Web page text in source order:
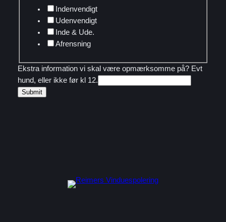
Indenvendigt
Udenvendigt
Inde & Ude.
Afrensning
Ekstra information vi skal være opmærksomme på? Evt
hund, eller ikke før kl 12.
Submit